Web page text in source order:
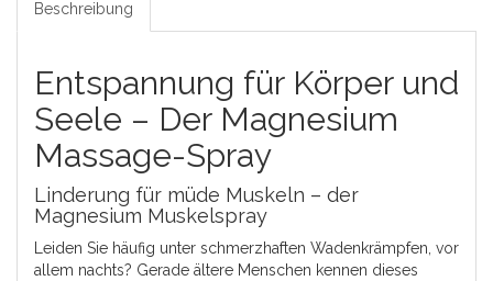
Beschreibung
Entspannung für Körper und
Seele – Der Magnesium
Massage-Spray
Linderung für müde Muskeln – der
Magnesium Muskelspray
Leiden Sie häufig unter schmerzhaften Wadenkrämpfen, vor
allem nachts? Gerade ältere Menschen kennen dieses